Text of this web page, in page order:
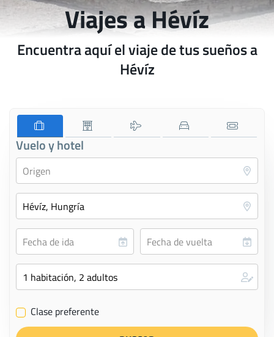
Viajes a Hévíz
Encuentra aquí el viaje de tus sueños a
Hévíz
Vuelo y hotel
✔ Clase preferente